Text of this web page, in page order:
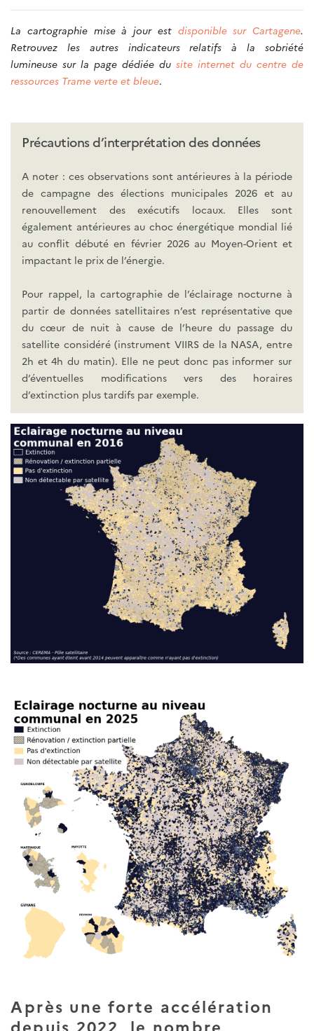
La cartographie mise à jour est disponible sur Cartagene.
Retrouvez les autres indicateurs relatifs à la sobriété
lumineuse sur la page dédiée du site internet du centre de
ressources Trame verte et bleue.
Précautions d’interprétation des données
A noter : ces observations sont antérieures à la période
de campagne des élections municipales 2026 et au
renouvellement des exécutifs locaux. Elles sont
également antérieures au choc énergétique mondial lié
au conflit débuté en février 2026 au Moyen-Orient et
impactant le prix de l’énergie.
Pour rappel, la cartographie de l’éclairage nocturne à
partir de données satellitaires n’est représentative que
du cœur de nuit à cause de l’heure du passage du
satellite considéré (instrument VIIRS de la NASA, entre
2h et 4h du matin). Elle ne peut donc pas informer sur
d’éventuelles modifications vers des horaires
d’extinction plus tardifs par exemple.
Après une forte accélération